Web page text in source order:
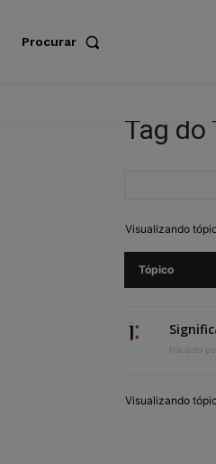
Procurar
Tag do
Visualizando
Tópico
Iniciado
Visualizando